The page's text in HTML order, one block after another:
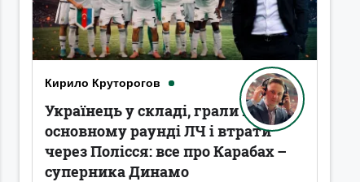
Кирило Круторогов
Українець у складі, грали в
основному раунді ЛЧ і втрати
через Полісся: все про Карабах –
суперника Динамо